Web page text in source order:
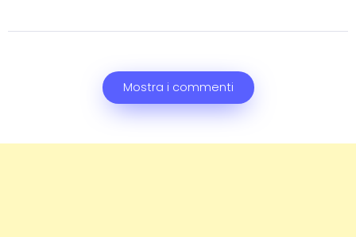
Mostra i commenti